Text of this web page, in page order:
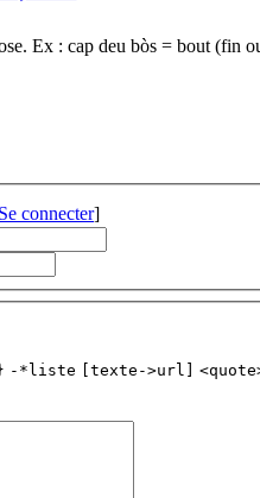
Ex : cap deu bòs = bout (fin
Se connecter]
-*liste [texte->url]